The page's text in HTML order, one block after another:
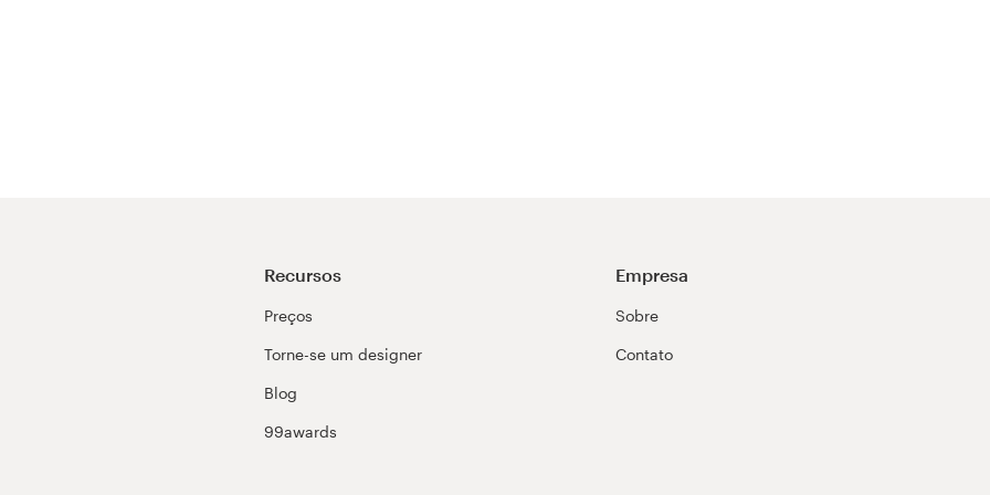
Recursos
Preços
Torne-se um designer
Blog
99awards
Empresa
Sobre
Contato